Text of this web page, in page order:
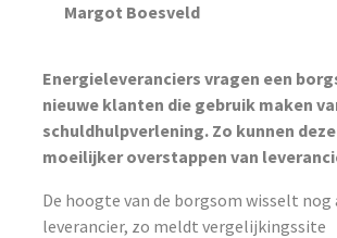
Margot Boesveld
Energieleveranciers vragen een
nieuwe klanten die gebruik maken
schuldhulpverlening. Zo kunnen
moeilijker overstappen van
De hoogte van de borgsom wisselt nog
leverancier, zo meldt vergelijkingssite